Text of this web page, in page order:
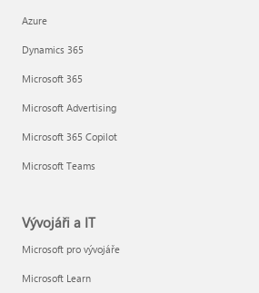
Azure
Dynamics 365
Microsoft 365
Microsoft Advertising
Microsoft 365 Copilot
Microsoft Teams
Vývojáři a IT
Microsoft pro vývojáře
Microsoft Learn